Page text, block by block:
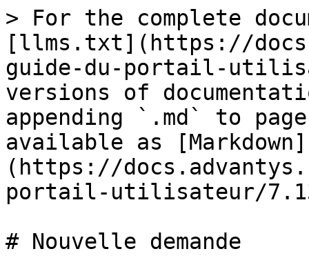
> For the complete
[llms.txt](https://
guide-du-portail-
versions of
appending `.md` to
available as [Markdown]
(https://
portail-utilisateur/
# Nouvelle demande